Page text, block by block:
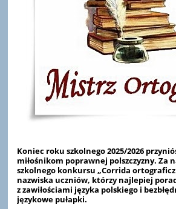
Koniec roku szkolnego 2025/2026
miłośnikom poprawnej polszczyzny. Za
szkolnego konkursu „Corrida
nazwiska uczniów, którzy najlepiej
z zawiłościami języka polskiego i
językowe pułapki.